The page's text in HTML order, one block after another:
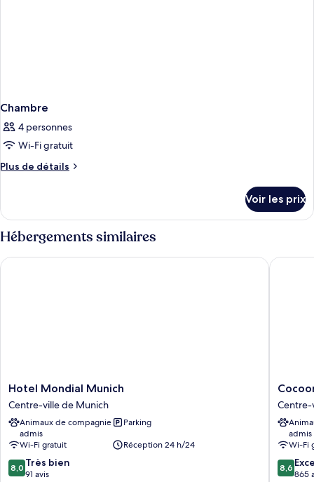
Chambre
4 personnes
Wi-Fi gratuit
Plus de détails
Plus
le
type
de
chambre
Chambre
Voir les prix
Hébergements similaires
Hotel
Mondial
Munich
Centre-
ville
de
Munich
Hotel Mondial Munich
Centre-ville de Munich
Animaux de compagnie
admis
Parking
Wi-Fi gratuit
Réception 24 h/24
8.0
sur
8,0 Très bien
91 avis
Hotel Mondial Munich
Cocoon
Tor
Centre-
ville
de
Munich
Centre-
admis
Wi-Fi
8.6
sur
8,6
865
Cocoon